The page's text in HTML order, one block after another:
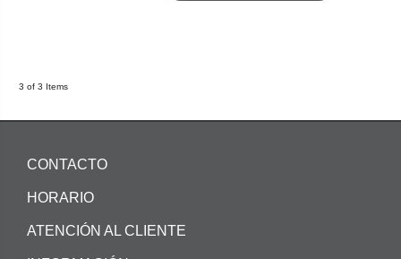
3 of 3 Items
CONTACTO
HORARIO
ATENCIÓN AL CLIENTE